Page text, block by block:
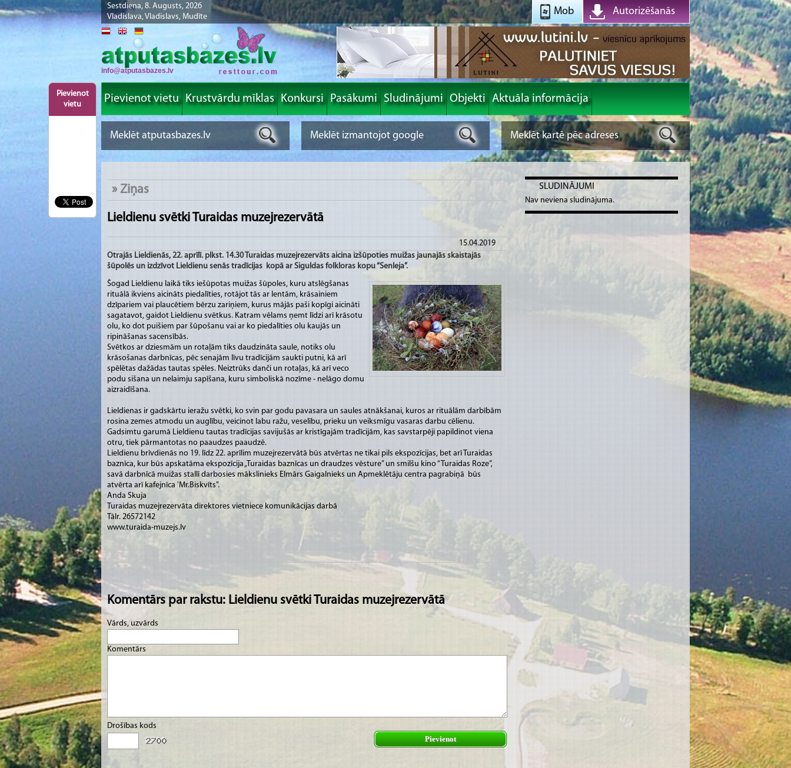
Sestdiena, 8. Augusts, 2026
Vladislava, Vladislavs, Mudīte
Autorizēšanās
Mob
Pievienot
vietu
info@atputasbazes.lv
Pievienot vietu Krustvārdu mīklas Konkursi Pasākumi Sludinājumi Objekti Aktuāla informācija
»Ziņas
Lieldienu svētki Turaidas muzejrezervātā
15.04.2019
Otrajās Lieldienās, 22. aprīlī. plkst. 14.30 Turaidas muzejrezervāts aicina izšūpoties muižas jaunajās skaistajās
šūpolēs un izdzīvot Lieldienu senās tradīcijas kopā ar Siguldas folkloras kopu “Senleja”.
Šogad Lieldienu laikā tiks iešūpotas muižas šūpoles, kuru atslēgšanas
rituālā ikviens aicināts piedalīties, rotājot tās ar lentām, krāsainiem
dzīpariem vai plaucētiem bērzu zariņiem, kurus mājās paši kopīgi aicināti
sagatavot, gaidot Lieldienu svētkus. Katram vēlams ņemt līdzi arī krāsotu
olu, ko dot puišiem par šūpošanu vai ar ko piedalīties olu kaujās un
ripināšanas sacensībās.
Svētkos ar dziesmām un rotaļām tiks daudzināta saule, notiks olu
krāsošanas darbnīcas, pēc senajām līvu tradīcijām saukti putni, kā arī
spēlētas dažādas tautas spēles. Neiztrūks danči un rotaļas, kā arī veco
podu sišana un nelaimju sapīšana, kuru simboliskā nozīme - nelāgo domu
aizraidīšana.
Lieldienas ir gadskārtu ieražu svētki, ko svin par godu pavasara un saules atnākšanai, kuros ar rituālām darbībām
rosina zemes atmodu un auglību, veicinot labu ražu, veselību, prieku un veiksmīgu vasaras darbu cēlienu.
Gadsimtu garumā Lieldienu tautas tradīcijas savijušās ar kristīgajām tradīcijām, kas savstarpēji papildinot viena
otru, tiek pārmantotas no paaudzes paaudzē.
Lieldienu brīvdienās no 19. līdz 22. aprīlim muzejrezervātā būs atvērtas ne tikai pils ekspozīcijas, bet arī Turaidas
baznīca, kur būs apskatāma ekspozīcija „Turaidas baznīcas un draudzes vēsture” un smilšu kino “Turaidas Roze”,
savā darbnīcā muižas stallī darbosies mākslinieks Elmārs Gaigalnieks un Apmeklētāju centra pagrabiņā būs
atvērta arī kafejnīca 'Mr.Biskvīts".
Anda Skuja
Turaidas muzejrezervāta direktores vietniece komunikācijas darbā
Tālr. 26572142
www.turaida-muzejs.lv
Komentārs par rakstu: Lieldienu svētki Turaidas muzejrezervātā
Vārds, uzvārds
Komentārs
Drošības kods
Pievienot
SLUDINĀJUMI
Nav neviena sludinājuma.